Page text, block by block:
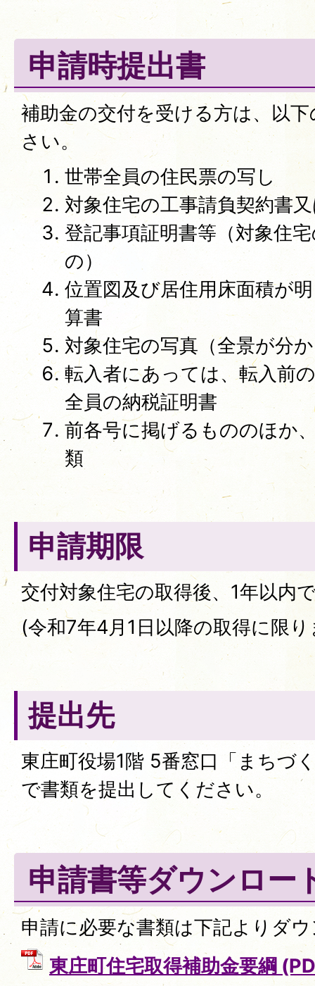
申請時提出書
補助金の交付を受ける方は、以
さい。
世帯全員の住民票の写し
対象住宅の工事請負契約書
登記事項証明書等（対象住
の）
位置図及び居住用床面積が
算書
対象住宅の写真（全景が分
転入者にあっては、転入前
全員の納税証明書
前各号に掲げるもののほか
類
申請期限
交付対象住宅の取得後、1年以内
(令和7年4月1日以降の取得に限
提出先
東庄町役場1階 5番窓口「まちづ
で書類を提出してください。
申請書等ダウンロー
申請に必要な書類は下記よりダ
東庄町住宅取得補助金要綱